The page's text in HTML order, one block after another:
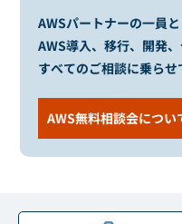
AWSパートナーの一員
AWS導入、移行、開発
すべてのご相談に乗ら
AWS無料相談会につい